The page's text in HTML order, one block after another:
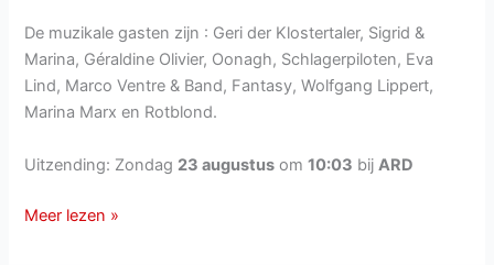
De muzikale gasten zijn : Geri der Klostertaler, Sigrid &
Marina, Géraldine Olivier, Oonagh, Schlagerpiloten, Eva
Lind, Marco Ventre & Band, Fantasy, Wolfgang Lippert,
Marina Marx en Rotblond.
Uitzending: Zondag 23 augustus om10:03 bijARD
Immer
Meer lezen »